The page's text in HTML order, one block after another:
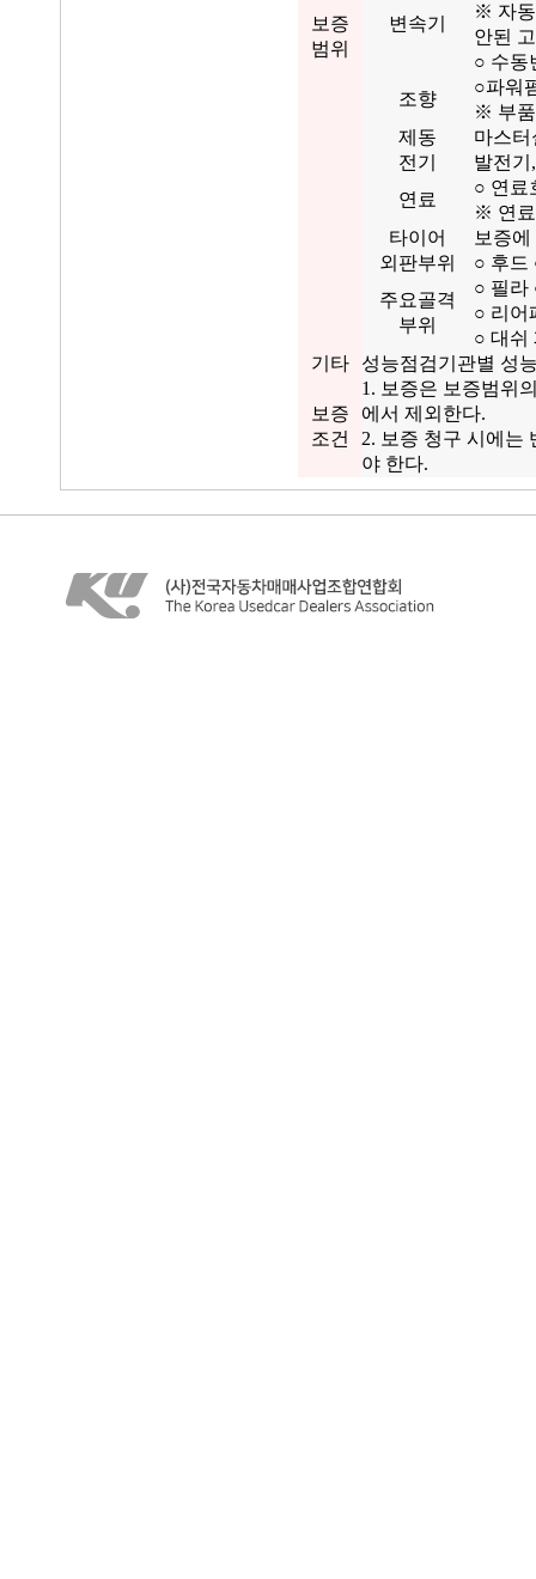
보증
범위
변속기
※ 자동
안된
○ 수동
조향
○파워
※ 부품
제동
마스터
전기
발전기
연료
○ 연료
※ 연료
타이어
보증
외판부위
○ 후드
주요골격
부위
○ 필라
○ 리어
○ 대쉬
기타
성능점검기관별 성
보증
조건
1. 보증은 보증범위
에서 제외한다.
2. 보증 청구 시에는
야 한다.